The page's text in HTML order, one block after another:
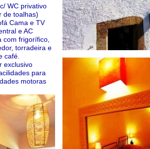
WC privativo
de toalhas)
Cama e TV
e AC
com frigorífico,
torradeira e
café.
exclusivo
para
motoras